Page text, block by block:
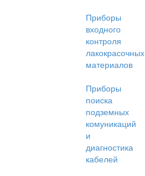
Приборы
входного
контроля
лакокрасочных
материалов
Приборы
поиска
подземных
комуникаций
и
диагностика
кабелей